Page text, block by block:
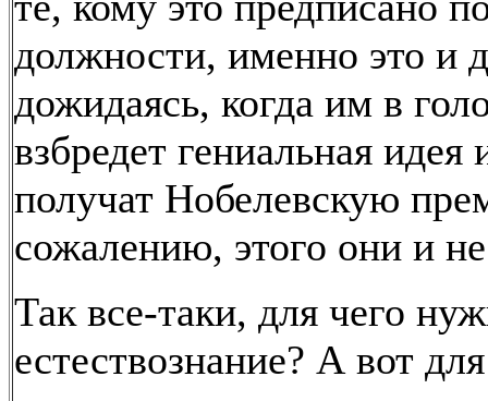
должности, именно это и
дожидаясь, когда им в
взбредет гениальная идея
получат Нобелевскую
сожалению, этого они и
Так все-таки, для чего
естествознание? А вот